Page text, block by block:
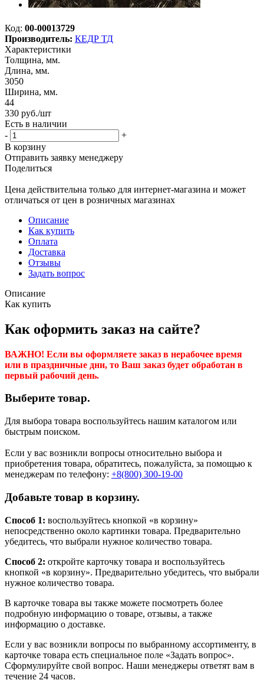
Код: 00-00013729
Производитель: КЕДР ТД
Характеристики
Толщина, мм.
Длина, мм.
3050
Ширина, мм.
44
330 руб./шт
Есть в наличии
-
+
В корзину
Отправить заявку менеджеру
Поделиться
Цена действительна только для интернет-магазина и может
отличаться от цен в розничных магазинах
Описание
Как купить
Оплата
Доставка
Отзывы
Задать вопрос
Описание
Как купить
Как оформить заказ на сайте?
ВАЖНО! Если вы оформляете заказ в нерабочее время
или в праздничные дни, то Ваш заказ будет обработан в
первый рабочий день.
Выберите товар.
Для выбора товара воспользуйтесь нашим каталогом или
быстрым поиском.
Если у вас возникли вопросы относительно выбора и
приобретения товара, обратитесь, пожалуйста, за помощью к
менеджерам по телефону: +8(800) 300-19-00
Добавьте товар в корзину.
Способ 1: воспользуйтесь кнопкой «в корзину»
непосредственно около картинки товара. Предварительно
убедитесь, что выбрали нужное количество товара.
Способ 2: откройте карточку товара и воспользуйтесь
кнопкой «в корзину». Предварительно убедитесь, что выбрали
нужное количество товара.
В карточке товара вы также можете посмотреть более
подробную информацию о товаре, отзывы, а также
информацию о доставке.
Если у вас возникли вопросы по выбранному ассортименту, в
карточке товара есть специальное поле «Задать вопрос».
Сформулируйте свой вопрос. Наши менеджеры ответят вам в
течение 24 часов.